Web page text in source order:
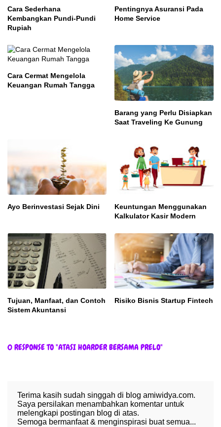
Cara Sederhana
Kembangkan Pundi-Pundi
Rupiah
Pentingnya Asuransi Pada
Home Service
Cara Cermat Mengelola
Keuangan Rumah Tangga
Barang yang Perlu Disiapkan
Saat Traveling Ke Gunung
Ayo Berinvestasi Sejak Dini
Keuntungan Menggunakan
Kalkulator Kasir Modern
Tujuan, Manfaat, dan Contoh
Sistem Akuntansi
Risiko Bisnis Startup Fintech
0 RESPONSE TO "ATASI HOARDER BERSAMA PRELO"
Terima kasih sudah singgah di blog amiwidya.com.
Saya persilakan menambahkan komentar untuk
melengkapi postingan blog di atas.
Semoga bermanfaat & menginspirasi buat semua...